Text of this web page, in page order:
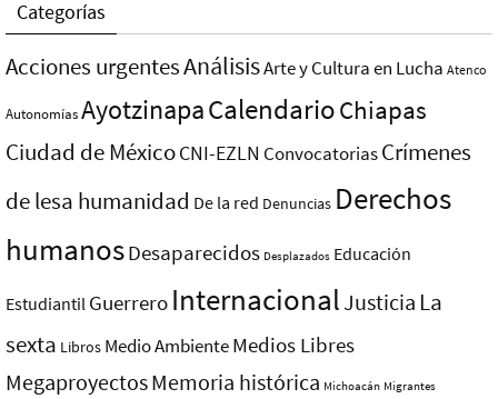
Categorías
Acciones urgentesAnálisisArte y Cultura en Lucha Atenco
AutonomíasAyotzinapaCalendarioChiapas
Ciudad de MéxicoCNI-EZLN ConvocatoriasCrímenes
de lesa humanidad De la red Denuncias Derechos
humanosDesaparecidos Desplazados Educación
Estudiantil Guerrero InternacionalJusticia La
sexta Libros Medio AmbienteMedios Libres
MegaproyectosMemoria histórica Michoacán Migrantes